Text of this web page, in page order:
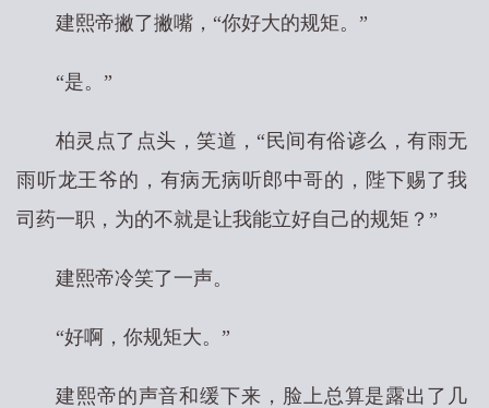
建熙帝撇了撇嘴，“你好大的规矩。”
“是。”
柏灵点了点头，笑道，“民间有俗谚么，有雨无
雨听龙王爷的，有病无病听郎中哥的，陛下赐了我
司药一职，为的不就是让我能立好自己的规矩？”
建熙帝冷笑了一声。
“好啊，你规矩大。”
建熙帝的声音和缓下来，脸上总算是露出了几